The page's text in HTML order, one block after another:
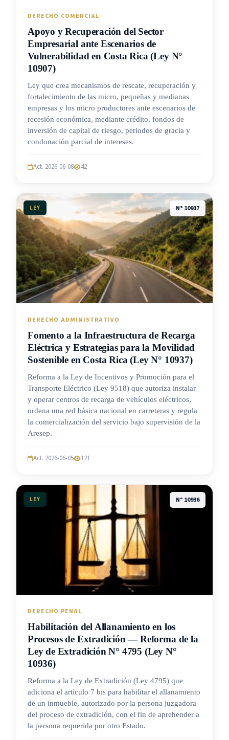
DERECHO COMERCIAL
Apoyo y Recuperación del Sector
Empresarial ante Escenarios de
Vulnerabilidad en Costa Rica (Ley N°
10907)
Ley que crea mecanismos de rescate, recuperación y
fortalecimiento de las micro, pequeñas y medianas
empresas y los micro productores ante escenarios de
recesión económica, mediante crédito, fondos de
inversión de capital de riesgo, periodos de gracia y
condonación parcial de intereses.
Act. 2026-06-08 42
LEY N° 10937
DERECHO ADMINISTRATIVO
Fomento a la Infraestructura de Recarga
Eléctrica y Estrategias para la Movilidad
Sostenible en Costa Rica (Ley N° 10937)
Reforma a la Ley de Incentivos y Promoción para el
Transporte Eléctrico (Ley 9518) que autoriza instalar
y operar centros de recarga de vehículos eléctricos,
ordena una red básica nacional en carreteras y regula
la comercialización del servicio bajo supervisión de la
Aresep.
Act. 2026-06-05 121
LEY N° 10936
DERECHO PENAL
Habilitación del Allanamiento en los
Procesos de Extradición — Reforma de la
Ley de Extradición N° 4795 (Ley N°
10936)
Reforma a la Ley de Extradición (Ley 4795) que
adiciona el artículo 7 bis para habilitar el allanamiento
de un inmueble, autorizado por la persona juzgadora
del proceso de extradición, con el fin de aprehender a
la persona requerida por otro Estado.